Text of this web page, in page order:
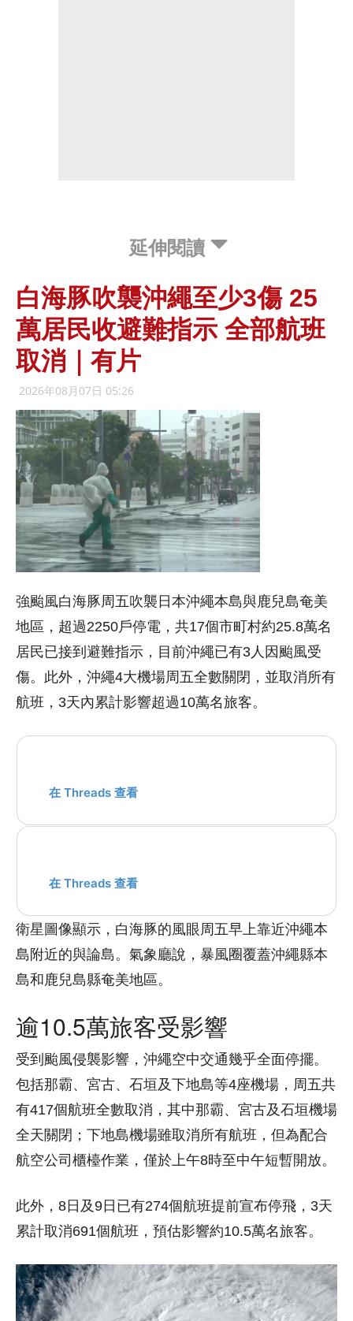
延伸閱讀
白海豚吹襲沖繩至少3傷 25
萬居民收避難指示 全部航班
取消｜有片
2026年08月07日 05:26
強颱風白海豚周五吹襲日本沖繩本島與鹿兒島奄美
地區，超過2250戶停電，共17個市町村約25.8萬名
居民已接到避難指示，目前沖繩已有3人因颱風受
傷。此外，沖繩4大機場周五全數關閉，並取消所有
航班，3天內累計影響超過10萬名旅客。
在 Threads 查看
在 Threads 查看
衛星圖像顯示，白海豚的風眼周五早上靠近沖繩本
島附近的與論島。氣象廳說，暴風圈覆蓋沖繩縣本
島和鹿兒島縣奄美地區。
逾10.5萬旅客受影響
受到颱風侵襲影響，沖繩空中交通幾乎全面停擺。
包括那霸、宮古、石垣及下地島等4座機場，周五共
有417個航班全數取消，其中那霸、宮古及石垣機場
全天關閉；下地島機場雖取消所有航班，但為配合
航空公司櫃檯作業，僅於上午8時至中午短暫開放。
此外，8日及9日已有274個航班提前宣布停飛，3天
累計取消691個航班，預估影響約10.5萬名旅客。